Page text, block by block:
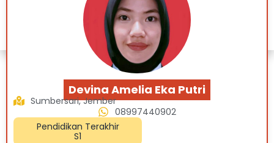
Devina Amelia Eka Putri
Pendidikan Terakhir
S1
08997440902
Sumbersari, Jember